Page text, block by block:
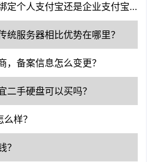
个体工商户应该绑定个人支付宝还是企业支付宝？
统服务器相比优势在哪里？
，备案信息怎么变更？
二手硬盘可以买吗？
样？
？